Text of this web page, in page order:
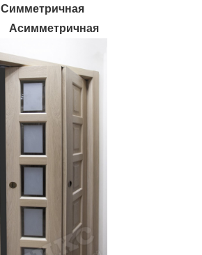
Симметричная
Асимметричная